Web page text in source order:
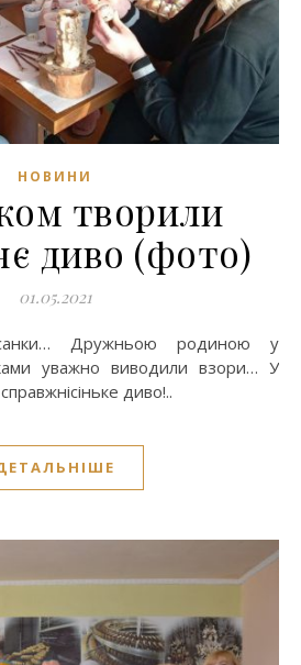
НОВИНИ
творили
диво (фото)
01.05.2021
уважно виводили взори… У
диво!..